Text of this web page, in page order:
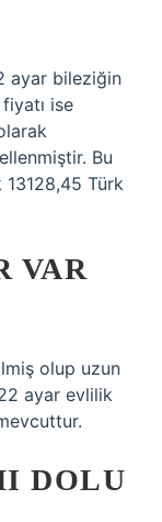
ayar bileziğin
ise
Bu
Türk
VAR
olup uzun
ayar evlilik
DOLU